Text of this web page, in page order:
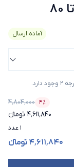
آماده ارسال
۴٪
درصد تخفیف
۴٬۸۰۴٬۰۰۰
۴٬۶۱۱٬۸۴۰ تومانء
۱ عدد
۴٬۶۱۱٬۸۴۰ تومانء